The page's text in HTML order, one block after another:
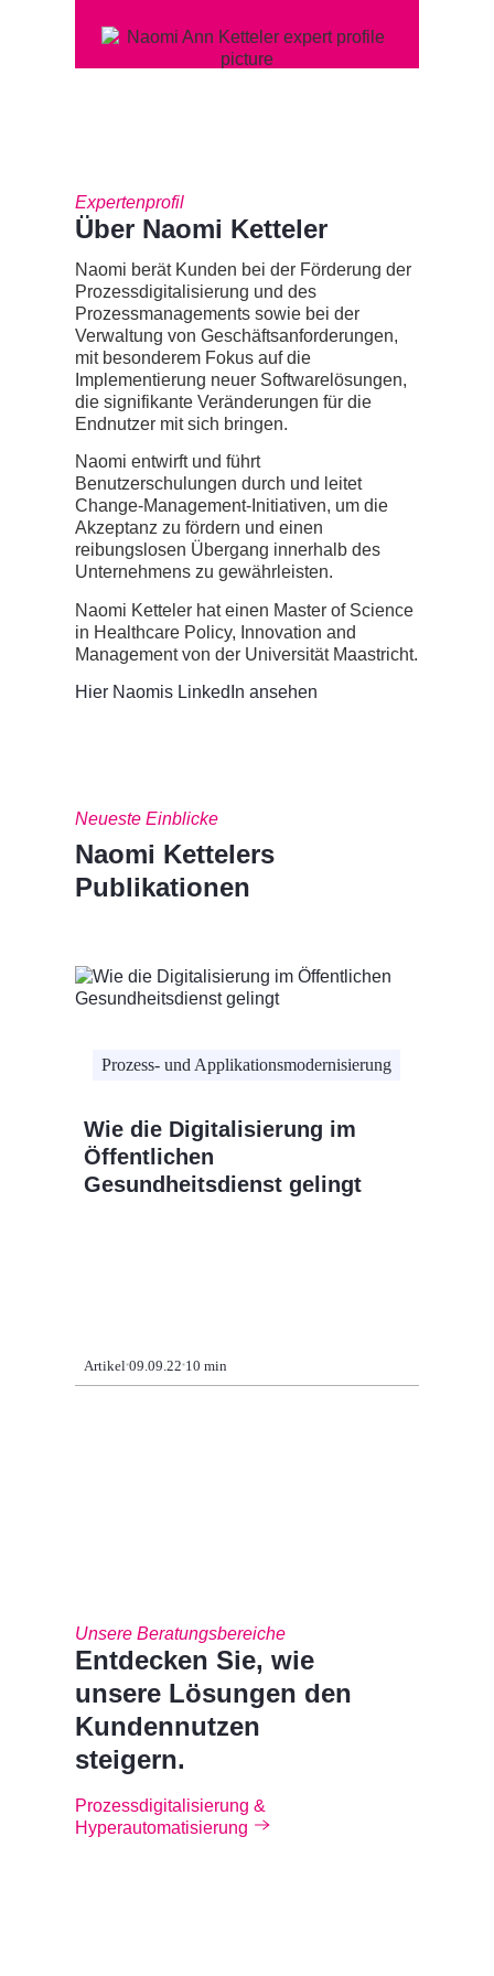
Expertenprofil
Über Naomi Ketteler
Naomi berät Kunden bei der Förderung der
Prozessdigitalisierung und des
Prozessmanagements sowie bei der
Verwaltung von Geschäftsanforderungen,
mit besonderem Fokus auf die
Implementierung neuer Softwarelösungen,
die signifikante Veränderungen für die
Endnutzer mit sich bringen.
Naomi entwirft und führt
Benutzerschulungen durch und leitet
Change-Management-Initiativen, um die
Akzeptanz zu fördern und einen
reibungslosen Übergang innerhalb des
Unternehmens zu gewährleisten.
Naomi Ketteler hat einen Master of Science
in Healthcare Policy, Innovation and
Management von der Universität Maastricht.
Hier Naomis LinkedIn ansehen
Neueste Einblicke
Naomi Kettelers
Publikationen
Prozess- und Applikationsmodernisierung
Wie die Digitalisierung im
Öffentlichen
Gesundheitsdienst gelingt
Artikel 09.09.22 10 min
Unsere Beratungsbereiche
Entdecken Sie, wie
unsere Lösungen den
Kundennutzen
steigern.
Prozessdigitalisierung &
Hyperautomatisierung